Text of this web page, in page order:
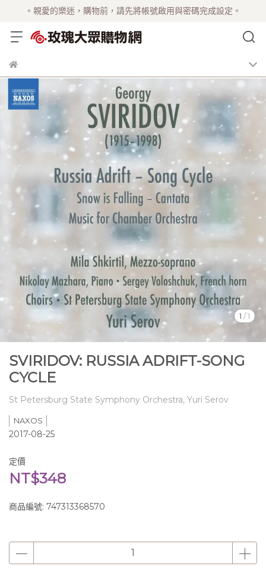
。親愛的樂迷，購物前，請先將帳號啟用與密碼完成設定。
1 /1
SVIRIDOV: RUSSIA ADRIFT-SONG
CYCLE
St Petersburg State Symphony Orchestra, Yuri Serov
NAXOS
2017-08-25
定價
NT$348
商品編號: 747313368570